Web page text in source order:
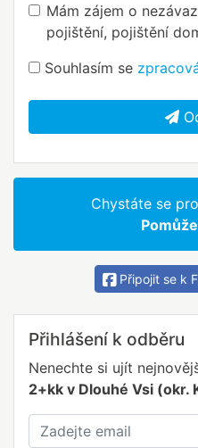
Mám zájem o
pojištění, pojištění
Souhlasím se
Chystáte se
Připojit se k
Přihlášení k odběru
Nenechte si ujít
2+kk v Dlouhé Vsi (okr.